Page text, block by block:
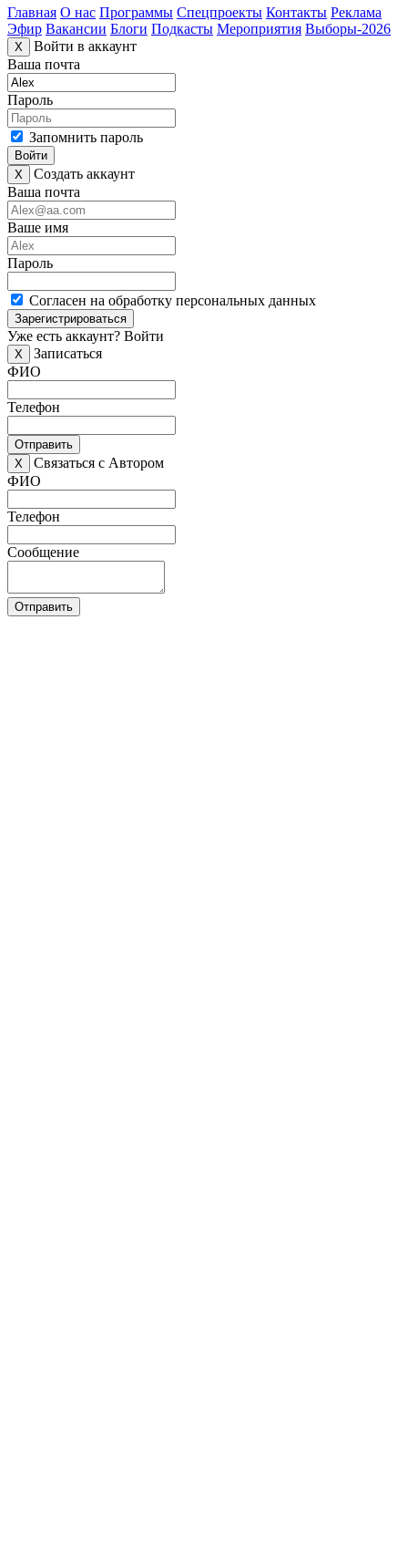
Главная О нас Программы Спецпроекты Контакты Реклама
Эфир Вакансии Блоги Подкасты Мероприятия Выборы-2026
X
Войти в аккаунт
Ваша почта
Пароль
Запомнить пароль
Войти
X
Создать аккаунт
Ваша почта
Ваше имя
Пароль
Согласен на обработку персональных данных
Зарегистрироваться
Уже есть аккаунт? Войти
X
Записаться
ФИО
Телефон
Отправить
X
Связаться с Автором
ФИО
Телефон
Сообщение
Отправить